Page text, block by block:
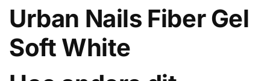
Urban Nails Fiber Gel
Soft White